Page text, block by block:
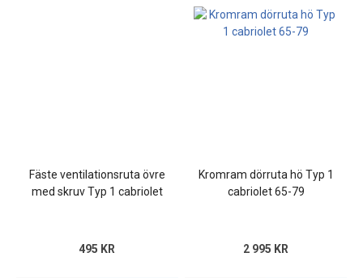
Fäste ventilationsruta övre
med skruv Typ 1 cabriolet
495 KR
Kromram dörruta hö Typ 1
cabriolet 65-79
2 995 KR